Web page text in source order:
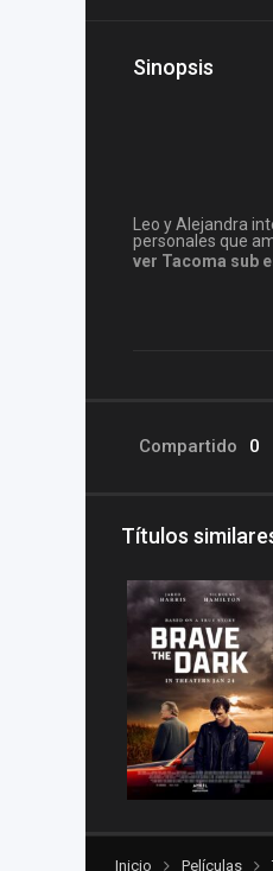
Sinopsis
Leo y Alejandra
personales que
ver Tacoma sub
Compartido 0
Títulos
Inicio Películas